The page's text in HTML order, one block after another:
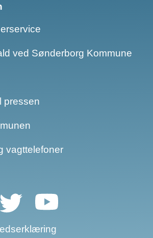
ved Sønderborg Kommune
pressen
vagttelefoner